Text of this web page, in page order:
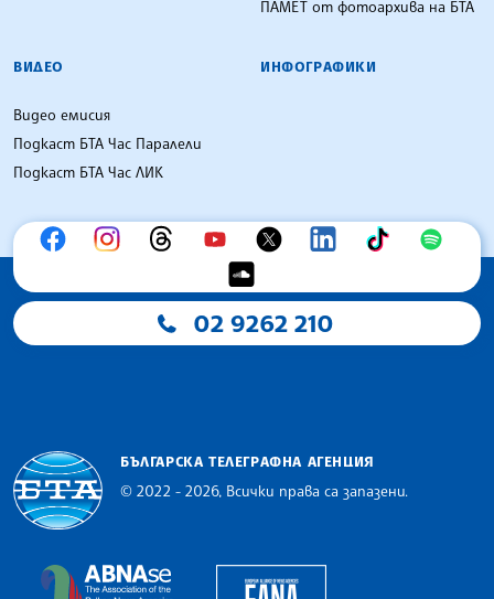
ПАМЕТ от фотоархива на БТА
ВИДЕО
Видео емисия
Подкаст БТА Час Паралели
Подкаст БТА Час ЛИК
ИНФОГРАФИКИ
02 9262 210
БЪЛГАРСКА ТЕЛЕГРАФНА АГЕНЦИЯ
© 2022 - 2026, Всички права са запазени.
The Assocoation of the Balkan News Agencies